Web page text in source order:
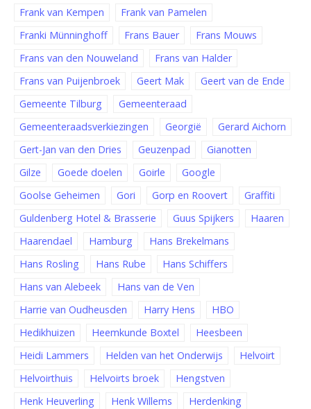
Frank van Kempen
Frank van Pamelen
Franki Münninghoff
Frans Bauer
Frans Mouws
Frans van den Nouweland
Frans van Halder
Frans van Puijenbroek
Geert Mak
Geert van de Ende
Gemeente Tilburg
Gemeenteraad
Gemeenteraadsverkiezingen
Georgië
Gerard Aichorn
Gert-Jan van den Dries
Geuzenpad
Gianotten
Gilze
Goede doelen Goirle
Google
Goolse Geheimen
Gori Gorp en Roovert
Graffiti
Guldenberg Hotel & Brasserie
Guus Spijkers
Haaren
Haarendael
Hamburg
Hans Brekelmans
Hans Rosling
Hans Rube
Hans Schiffers
Hans van Alebeek
Hans van de Ven
Harrie van Oudheusden
Harry Hens
HBO
Hedikhuizen
Heemkunde Boxtel
Heesbeen
Heidi Lammers
Helden van het Onderwijs
Helvoirt
Helvoirthuis
Helvoirts broek
Hengstven
Henk Heuverling
Henk Willems
Herdenking